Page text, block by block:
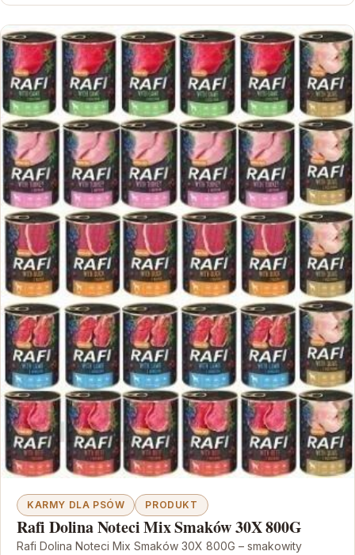
KARMY DLA PSÓW PRODUKT
Rafi Dolina Noteci Mix Smaków 30X 800G
Rafi Dolina Noteci Mix Smaków 30X 800G – smakowity